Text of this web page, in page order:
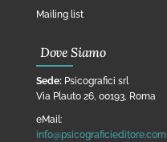
Mailing list
Dove Siamo
Sede: Psicografici srl
Via Plauto 26, 00193, Roma
eMail:
info@psicograficieditore.com